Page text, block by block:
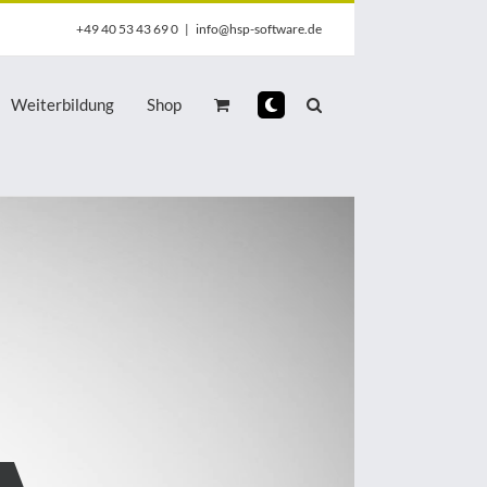
+49 40 53 43 69 0 | info@hsp-software.de
Weiterbildung Shop